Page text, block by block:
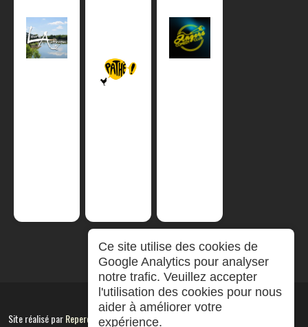
Site réalisé parRepereCom
Ce site utilise des cookies de
Google Analytics pour analyser
notre trafic. Veuillez accepter
l'utilisation des cookies pour nous
aider à améliorer votre
expérience.